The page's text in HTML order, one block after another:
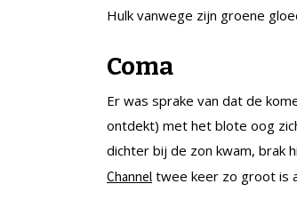
Hulk vanwege zijn groene
Coma
Er was sprake van dat de
ontdekt) met het blote oog
dichter bij de zon kwam, brak
Channel twee keer zo groot is